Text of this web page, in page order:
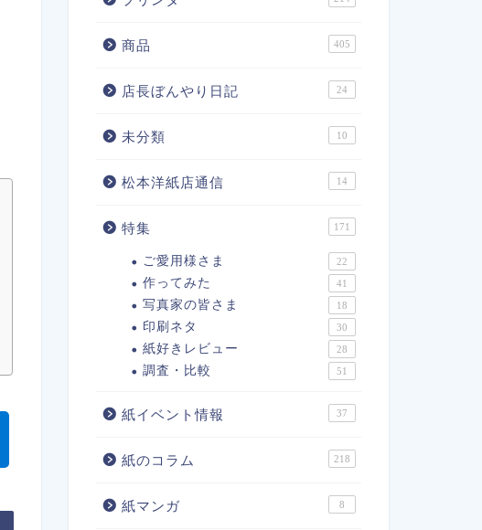
商品 405
店長ぼんやり日記 24
未分類 10
松本洋紙店通信 14
特集 171
ご愛用様さま 22
作ってみた 41
写真家の皆さま 18
印刷ネタ 30
紙好きレビュー 28
調査・比較 51
紙イベント情報 37
紙のコラム 218
紙マンガ 8